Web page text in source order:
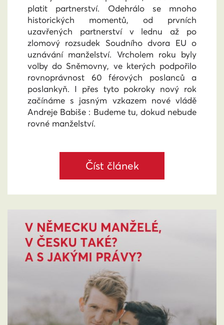
platit partnerství. Odehrálo se mnoho
historických momentů, od prvních
uzavřených partnerství v lednu až po
zlomový rozsudek Soudního dvora EU o
uznávání manželství. Vrcholem roku byly
volby do Sněmovny, ve kterých podpořilo
rovnoprávnost 60 férových poslanců a
poslankyň. I přes tyto pokroky nový rok
začínáme s jasným vzkazem nové vládě
Andreje Babiše : Budeme tu, dokud nebude
rovné manželství.
Číst článek